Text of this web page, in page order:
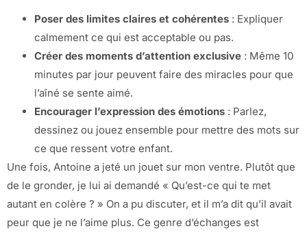
Poser des limites claires et cohérentes : Expliquer
calmement ce qui est acceptable ou pas.
Créer des moments d’attention exclusive : Même 10
minutes par jour peuvent faire des miracles pour que
l’aîné se sente aimé.
Encourager l’expression des émotions : Parlez,
dessinez ou jouez ensemble pour mettre des mots sur
ce que ressent votre enfant.
Une fois, Antoine a jeté un jouet sur mon ventre. Plutôt que
de le gronder, je lui ai demandé « Qu’est-ce qui te met
autant en colère ? » On a pu discuter, et il m’a dit qu’il avait
peur que je ne l’aime plus. Ce genre d’échanges est